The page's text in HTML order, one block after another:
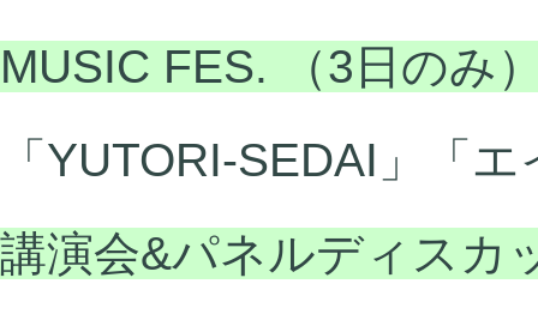
MUSIC FES. （3日のみ
「YUTORI-SEDAI」「
講演会&パネルディスカ